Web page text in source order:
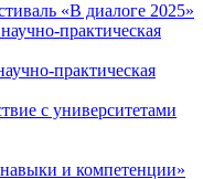
«В диалоге 2025»
практическая
практическая
с университетами
и компетенции»